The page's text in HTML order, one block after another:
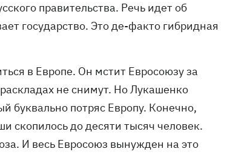
правительства. Речь идет об
государство. Это де-факто гибридная
в Европе. Он мстит Евросоюзу за
не снимут. Но Лукашенко
буквально потряс Европу. Конечно,
скопилось до десяти тысяч человек.
И весь Евросоюз вынужден на это